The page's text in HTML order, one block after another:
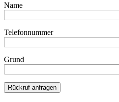
Name
Telefonnummer
Grund